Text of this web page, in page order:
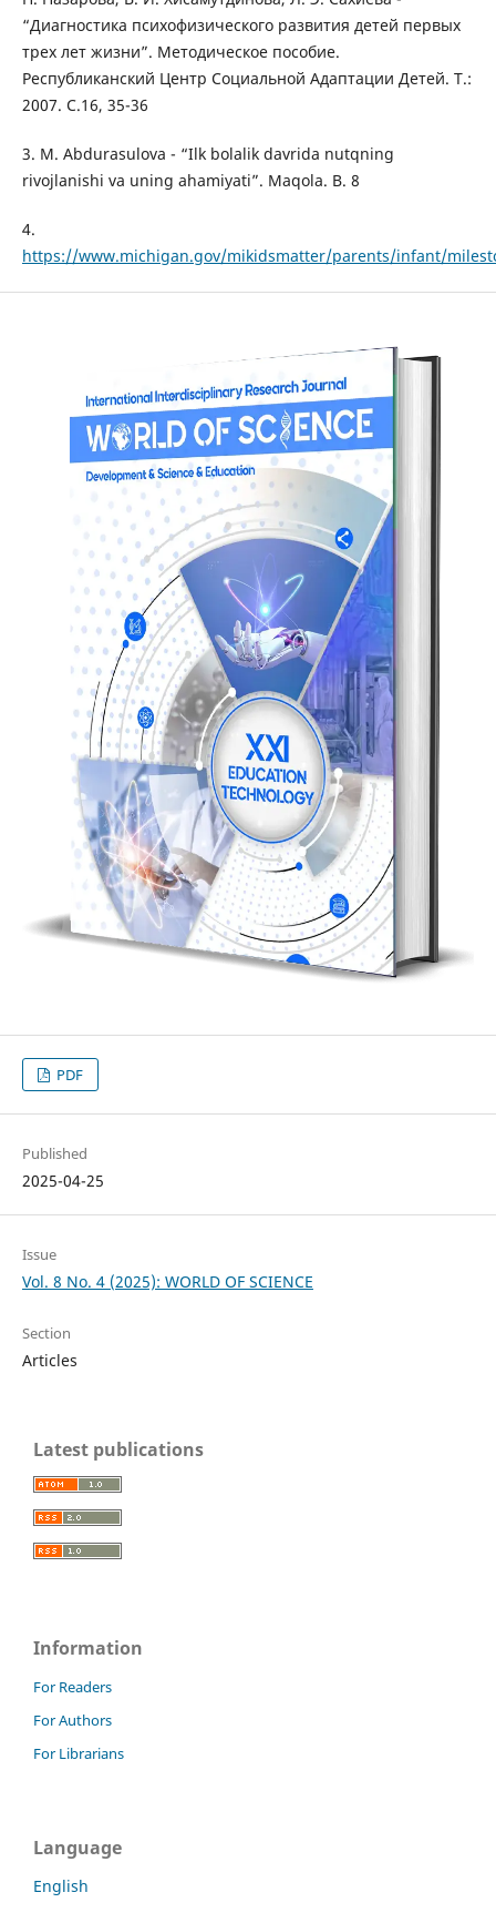
“Диагностика психофизического развития детей первых
трех лет жизни”. Mетодическое пособие.
Республиканский Центр Социальной Адаптации Детей. T.:
2007. С.16, 35-36
3. M. Abdurasulova - “Ilk bolalik davrida nutqning
rivojlanishi va uning ahamiyati”. Maqola. B. 8
4.
https://www.michigan.gov/mikidsmatter/parents/infant/
PDF
Published
2025-04-25
Issue
Vol. 8 No. 4 (2025): WORLD OF SCIENCE
Section
Articles
Latest publications
Information
For Readers
For Authors
For Librarians
Language
English